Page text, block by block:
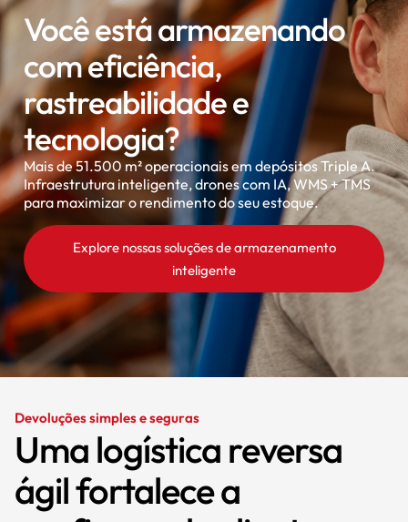
Você está armazenando
com eficiência,
rastreabilidade e
tecnologia?
Mais de 51.500 m² operacionais em depósitos Triple A.
Infraestrutura inteligente, drones com IA, WMS + TMS
para maximizar o rendimento do seu estoque.
Explore nossas soluções de armazenamento
inteligente
Devoluções simples e seguras
Uma logística reversa
ágil fortalece a